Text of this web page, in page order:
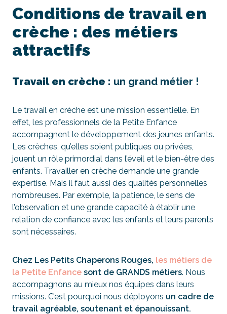
Conditions de travail en
crèche : des métiers
attractifs
Travail en crèche : un grand métier !
Le travail en crèche est une mission essentielle. En
effet, les professionnels de la Petite Enfance
accompagnent le développement des jeunes enfants.
Les crèches, qu’elles soient publiques ou privées,
jouent un rôle primordial dans l’éveil et le bien-être des
enfants. Travailler en crèche demande une grande
expertise. Mais il faut aussi des qualités personnelles
nombreuses. Par exemple, la patience, le sens de
l’observation et une grande capacité à établir une
relation de confiance avec les enfants et leurs parents
sont nécessaires.
Chez Les Petits Chaperons Rouges, les métiers de
la Petite Enfance sont de GRANDS métiers. Nous
accompagnons au mieux nos équipes dans leurs
missions. C’est pourquoi nous déployons un cadre de
travail agréable, soutenant et épanouissant.